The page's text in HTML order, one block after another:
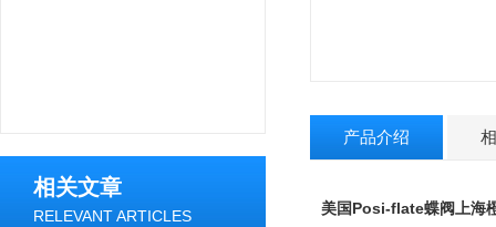
相关文章
RELEVANT ARTICLES
产品介绍
美国Posi-flate蝶阀上海